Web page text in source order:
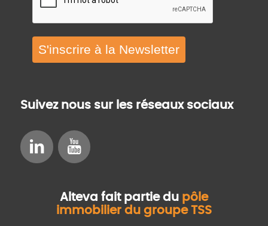
S'inscrire à la Newsletter
Suivez nous sur les réseaux sociaux
Alteva fait partie du pôle
immobilier du groupe TSS